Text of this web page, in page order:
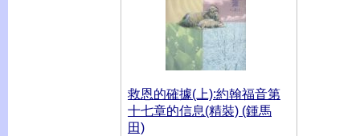
救恩的確據(上):約翰福音第
十七章的信息(精裝) (鍾馬
田)